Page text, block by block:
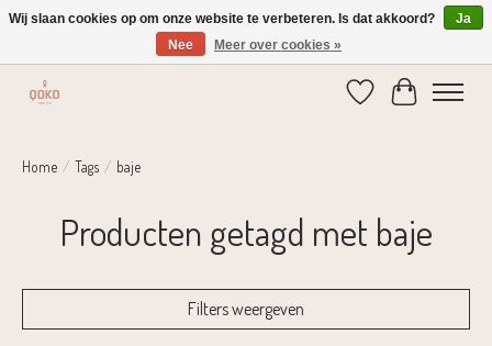
Verzending 1-2 dagen | Gratis verzending vanaf € 75,-
Verlanglijst
Home / Tags / baje
Producten getagd met baje
Filters weergeven
Wij slaan cookies op om onze website te verbeteren. Is dat akkoord?
Ja
Nee
Meer over cookies »